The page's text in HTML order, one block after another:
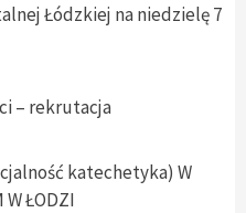
Łódzkiej na niedzielę 7
– rekrutacja
katechetyka) W
W ŁODZI